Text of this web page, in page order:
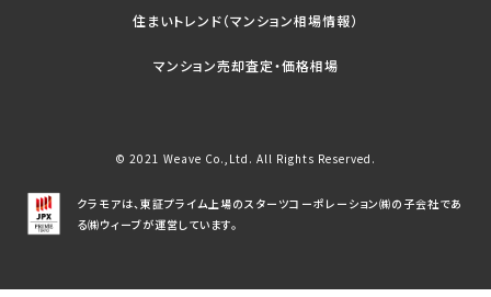
住まいトレンド（マンション相場情報）
マンション売却査定・価格相場
© 2021 Weave Co.,Ltd. All Rights Reserved.
クラモアは、東証プライム上場のスターツコーポレーション㈱の子会社であ
る㈱ウィーブが運営しています。